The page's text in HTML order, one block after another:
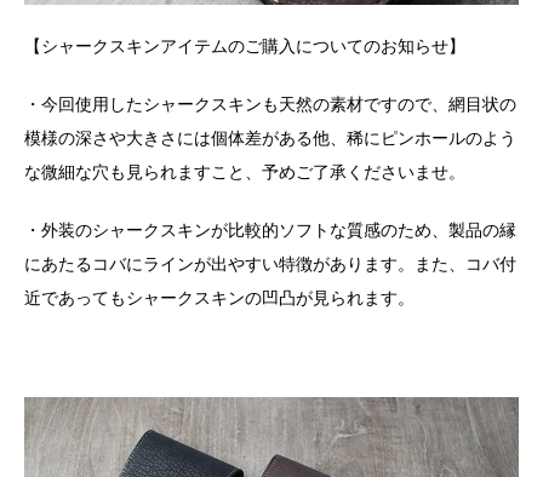
【シャークスキンアイテムのご購入についてのお知らせ】
・今回使用したシャークスキンも天然の素材ですので、網目状の
模様の深さや大きさには個体差がある他、稀にピンホールのよう
な微細な穴も見られますこと、予めご了承くださいませ。
・外装のシャークスキンが比較的ソフトな質感のため、製品の縁
にあたるコバにラインが出やすい特徴があります。また、コバ付
近であってもシャークスキンの凹凸が見られます。